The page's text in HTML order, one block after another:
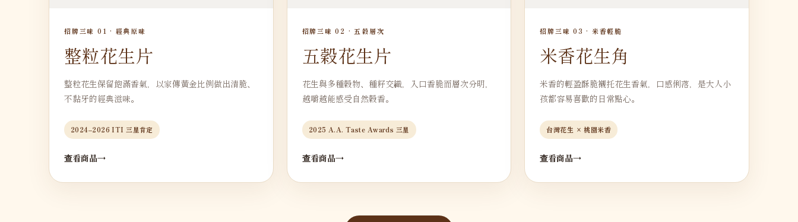
招牌三味 01 · 經典原味
整粒花生片
整粒花生保留飽滿香氣，以家傳黃金比例做出清脆、
不黏牙的經典滋味。
2024–2026 ITI 三星肯定
查看商品
招牌三味 02 · 五穀層次
五穀花生片
花生與多種穀物、種籽交織，入口香脆而層次分明，
越嚼越能感受自然穀香。
2025 A.A. Taste Awards 三星
查看商品
招牌三味 03 · 米香輕脆
米香花生角
米香的輕盈酥脆襯托花生香氣，口感俐落，是大人小
孩都容易喜歡的日常點心。
台灣花生 × 桃園米香
查看商品